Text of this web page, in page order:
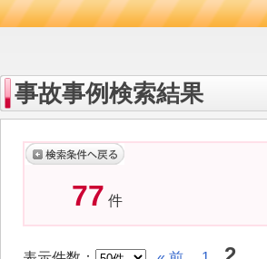
事故事例検索結果
77 件